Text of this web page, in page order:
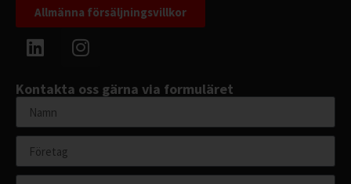
Allmänna försäljningsvillkor
Kontakta oss gärna via formuläret